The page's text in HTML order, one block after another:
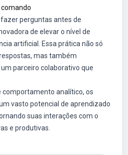
fazer perguntas antes de
de elevar o nível de
artificial. Essa prática não só
mas também
parceiro colaborativo que
comportamento analítico, os
vasto potencial de aprendizado
suas interações com o
e produtivas.